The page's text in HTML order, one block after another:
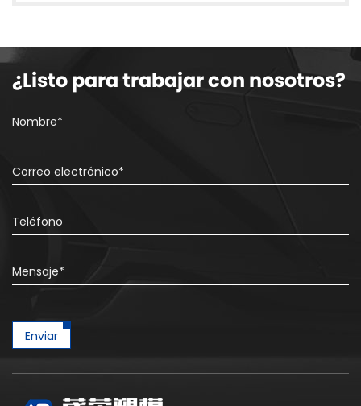
¿Listo para trabajar con nosotros?
Enviar